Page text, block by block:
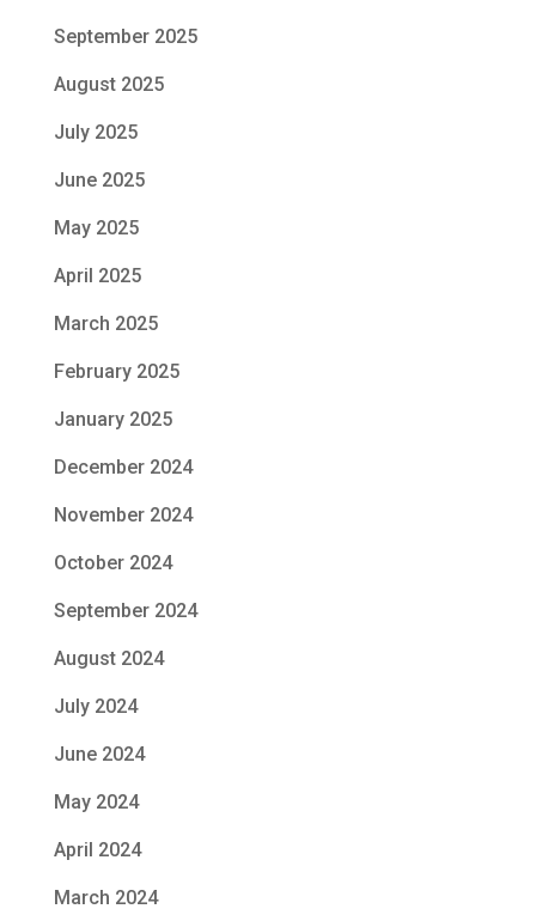
September 2025
August 2025
July 2025
June 2025
May 2025
April 2025
March 2025
February 2025
January 2025
December 2024
November 2024
October 2024
September 2024
August 2024
July 2024
June 2024
May 2024
April 2024
March 2024